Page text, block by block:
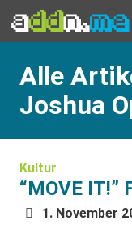
Alle
Joshua
Kultur
“MOVE
1. November